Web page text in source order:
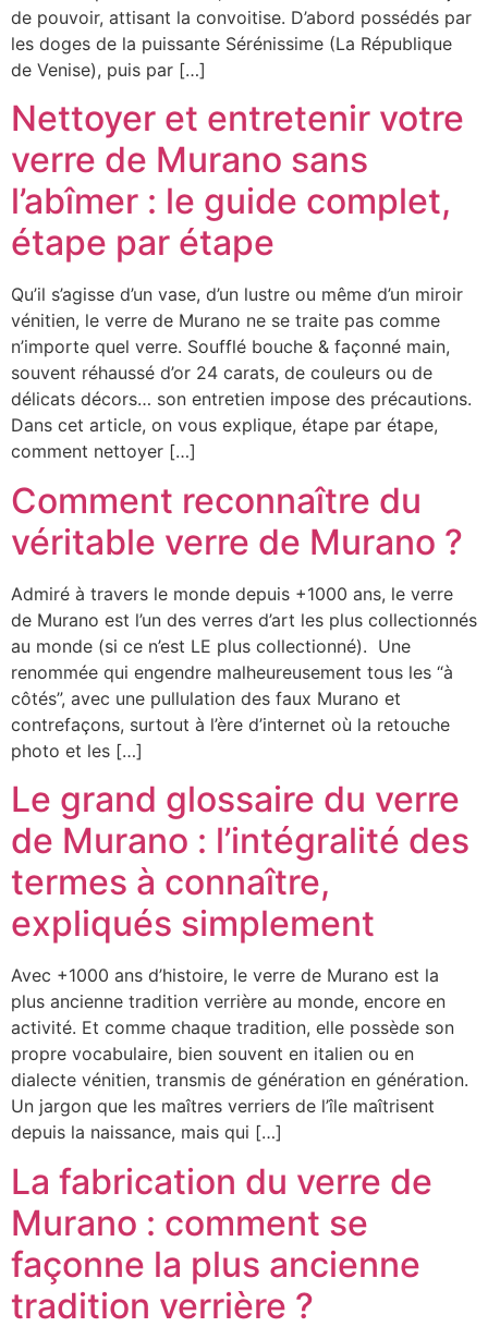
de pouvoir, attisant la convoitise. D’abord possédés par
les doges de la puissante Sérénissime (La République
de Venise), puis par […]
Nettoyer et entretenir votre
verre de Murano sans
l’abîmer : le guide complet,
étape par étape
Qu’il s’agisse d’un vase, d’un lustre ou même d’un miroir
vénitien, le verre de Murano ne se traite pas comme
n’importe quel verre. Soufflé bouche & façonné main,
souvent réhaussé d’or 24 carats, de couleurs ou de
délicats décors… son entretien impose des précautions.
Dans cet article, on vous explique, étape par étape,
comment nettoyer […]
Comment reconnaître du
véritable verre de Murano ?
Admiré à travers le monde depuis +1000 ans, le verre
de Murano est l’un des verres d’art les plus collectionnés
au monde (si ce n’est LE plus collectionné). Une
renommée qui engendre malheureusement tous les “à
côtés”, avec une pullulation des faux Murano et
contrefaçons, surtout à l’ère d’internet où la retouche
photo et les […]
Le grand glossaire du verre
de Murano : l’intégralité des
termes à connaître,
expliqués simplement
Avec +1000 ans d’histoire, le verre de Murano est la
plus ancienne tradition verrière au monde, encore en
activité. Et comme chaque tradition, elle possède son
propre vocabulaire, bien souvent en italien ou en
dialecte vénitien, transmis de génération en génération.
Un jargon que les maîtres verriers de l’île maîtrisent
depuis la naissance, mais qui […]
La fabrication du verre de
Murano : comment se
façonne la plus ancienne
tradition verrière ?